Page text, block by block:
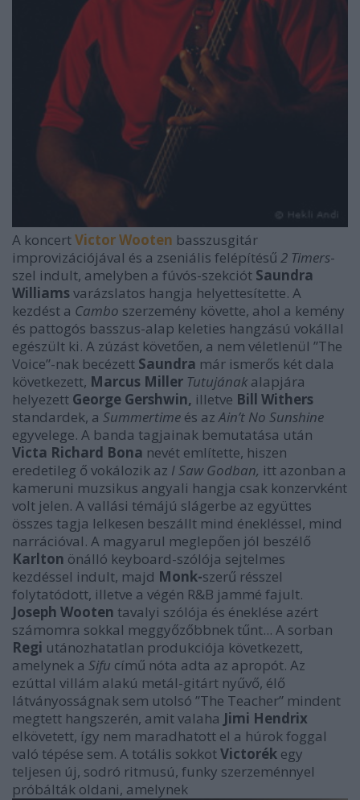
A koncertVictor Wooten basszusgitár
improvizációjával és a zseniális felépítésű 2 Timers-
szel indult, amelyben a fúvós-szekciót Saundra
Williamsvarázslatos hangja helyettesítette. A
kezdést a Cambo szerzemény követte, ahol a kemény
és pattogós basszus-alap keleties hangzású vokállal
egészült ki. A zúzást követően, a nem véletlenül ”The
Voice”-nak becézett Saundra már ismerős két dala
következett, Marcus Miller Tutujának alapjára
helyezett George Gershwin, illetve Bill Withers
standardek, a Summertime és azAin’t No Sunshine
egyvelege. A banda tagjainak bemutatása után
Victa Richard Bona nevét említette, hiszen
eredetileg ő vokálozik az I Saw Godban, itt azonban a
kameruni muzsikus angyali hangja csak konzervként
volt jelen. A vallási témájú slágerbe az együttes
összes tagja lelkesen beszállt mind énekléssel, mind
narrációval. A magyarul meglepően jól beszélő
Karlton önálló keyboard-szólója sejtelmes
kezdéssel indult, majd Monk-szerű résszel
folytatódott, illetve a végén R&B jammé fajult.
Joseph Wooten tavalyi szólója és éneklése azért
számomra sokkal meggyőzőbbnek tűnt... A sorban
Regi utánozhatatlan produkciója következett,
amelynek a Sifu című nóta adta az apropót. Az
ezúttal villám alakú metál-gitárt nyűvő, élő
látványosságnak sem utolsó ”The Teacher” mindent
megtett hangszerén, amit valaha Jimi Hendrix
elkövetett, így nem maradhatott el a húrok foggal
való tépése sem. A totális sokkotVictorék egy
teljesen új, sodró ritmusú, funky szerzeménnyel
próbálták oldani, amelynek